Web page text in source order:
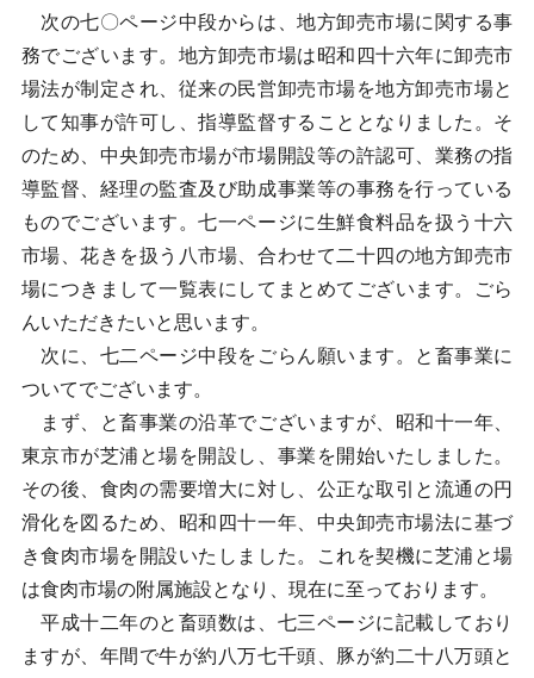
次の七〇ページ中段からは、地方卸売市場に関する事
務でございます。地方卸売市場は昭和四十六年に卸売市
場法が制定され、従来の民営卸売市場を地方卸売市場と
して知事が許可し、指導監督することとなりました。そ
のため、中央卸売市場が市場開設等の許認可、業務の指
導監督、経理の監査及び助成事業等の事務を行っている
ものでございます。七一ページに生鮮食料品を扱う十六
市場、花きを扱う八市場、合わせて二十四の地方卸売市
場につきまして一覧表にしてまとめてございます。ごら
んいただきたいと思います。
次に、七二ページ中段をごらん願います。と畜事業に
ついてでございます。
まず、と畜事業の沿革でございますが、昭和十一年、
東京市が芝浦と場を開設し、事業を開始いたしました。
その後、食肉の需要増大に対し、公正な取引と流通の円
滑化を図るため、昭和四十一年、中央卸売市場法に基づ
き食肉市場を開設いたしました。これを契機に芝浦と場
は食肉市場の附属施設となり、現在に至っております。
平成十二年のと畜頭数は、七三ページに記載しており
ますが、年間で牛が約八万七千頭、豚が約二十八万頭と